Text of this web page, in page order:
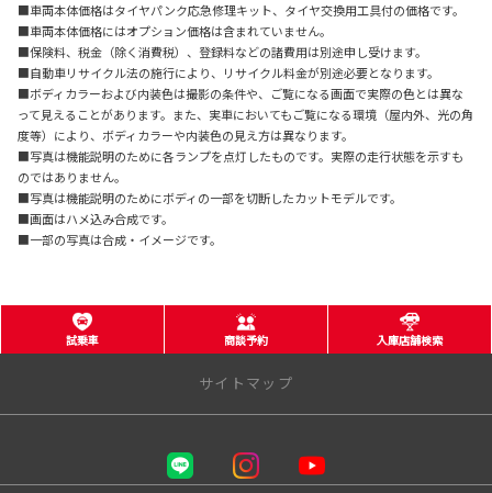
■車両本体価格はタイヤパンク応急修理キット、タイヤ交換用工具付の価格です。
■車両本体価格にはオプション価格は含まれていません。
■保険料、税金（除く消費税）、登録料などの諸費用は別途申し受けます。
■自動車リサイクル法の施行により、リサイクル料金が別途必要となります。
■ボディカラーおよび内装色は撮影の条件や、ご覧になる画面で実際の色とは異な
って見えることがあります。また、実車においてもご覧になる環境（屋内外、光の角
度等）により、ボディカラーや内装色の見え方は異なります。
■写真は機能説明のために各ランプを点灯したものです。実際の走行状態を示すも
のではありません。
■写真は機能説明のためにボディの一部を切断したカットモデルです。
■画面はハメ込み合成です。
■一部の写真は合成・イメージです。
試乗車 商談予約 入庫店舗検索
サイトマップ
千葉トヨタ自動車 株式会社